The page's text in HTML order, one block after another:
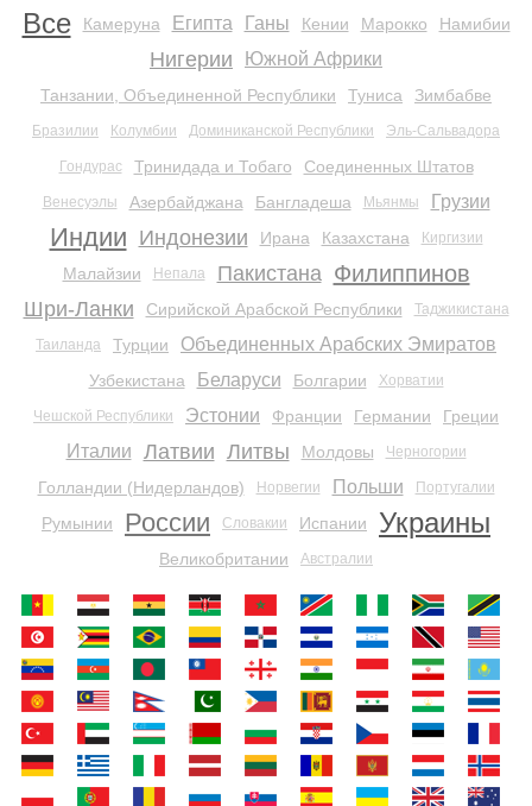
Все Камеруна Египта Ганы Кении Марокко Намибии
Нигерии Южной Африки
Танзании, Объединенной Республики Туниса Зимбабве
Бразилии Колумбии Доминиканской Республики Эль-Сальвадора
Гондурас Тринидада и Тобаго Соединенных Штатов
Венесуэлы Азербайджана Бангладеша Мьянмы Грузии
Индии Индонезии Ирана Казахстана Киргизии
Малайзии Непала Пакистана Филиппинов
Шри-Ланки Сирийской Арабской Республики Таджикистана
Таиланда Турции Объединенных Арабских Эмиратов
Узбекистана Беларуси Болгарии Хорватии
Чешской Республики Эстонии Франции Германии Греции
Италии Латвии Литвы Молдовы Черногории
Голландии (Нидерландов) Норвегии Польши Португалии
Румынии России Словакии Испании Украины
Великобритании Австралии